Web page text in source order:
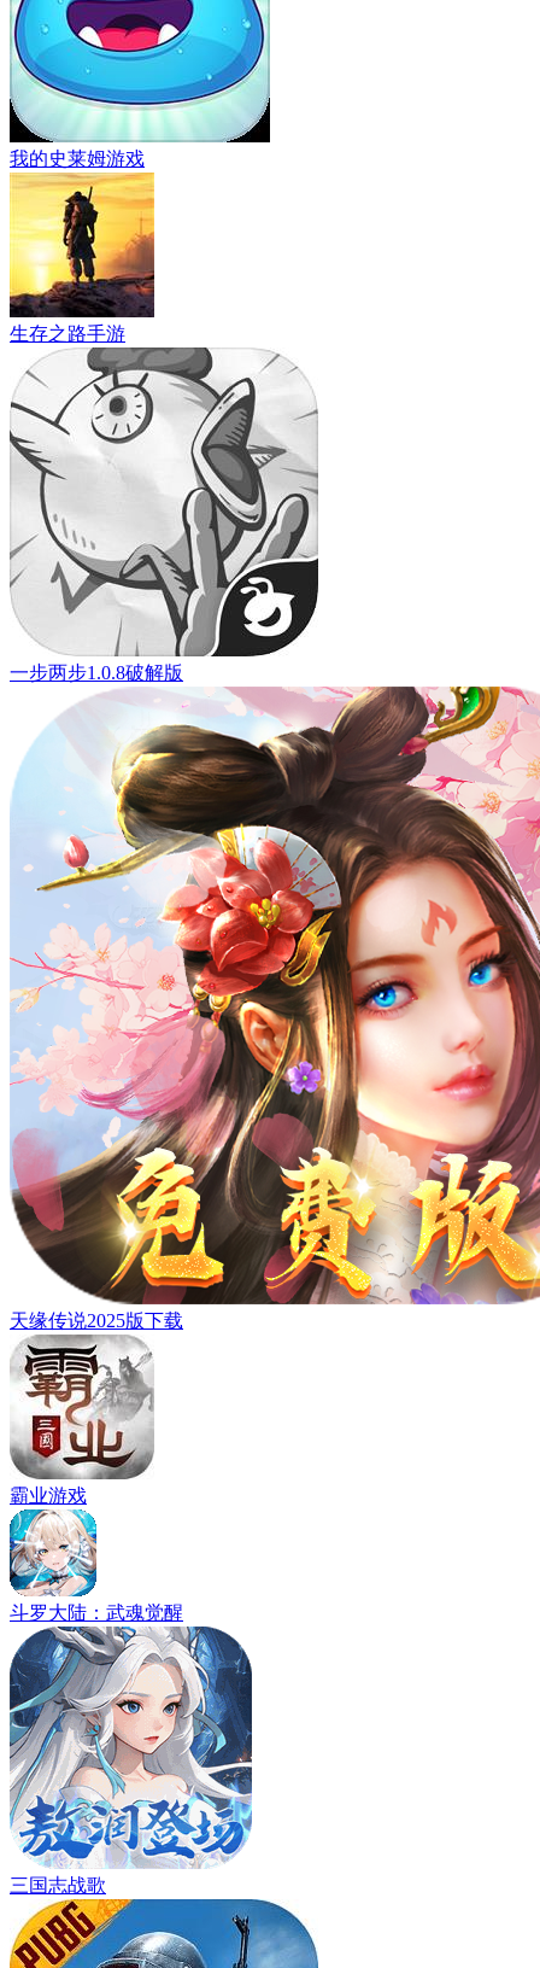
我的史莱姆游戏
生存之路手游
一步两步1.0.8破解版
天缘传说2025版下载
霸业游戏
斗罗大陆：武魂觉醒
三国志战歌